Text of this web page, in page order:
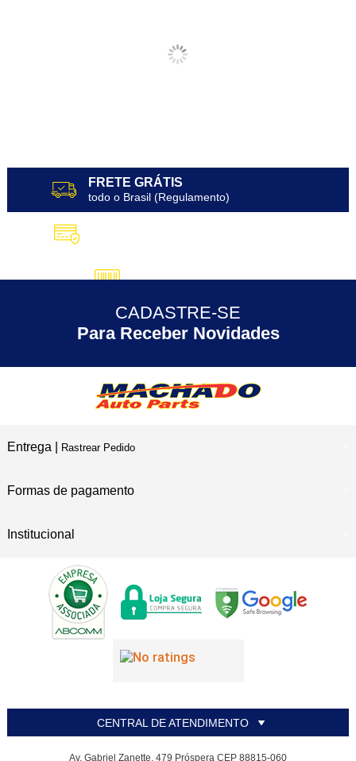
FRETE GRÁTIS
todo o Brasil (Regulamento)
5% DESCONTO no Pix
30 ANOS de Experiência
CADASTRE-SE
Para Receber Novidades
Entrega | Rastrear Pedido
Formas de pagamento
Institucional
CENTRAL DE ATENDIMENTO
Av. Gabriel Zanette, 479 Próspera CEP 88815-060